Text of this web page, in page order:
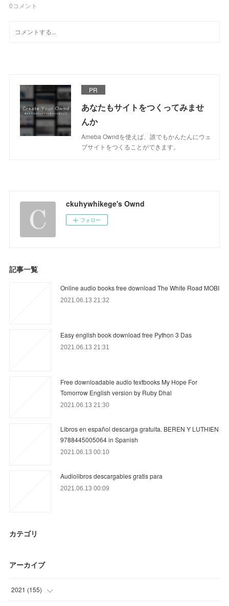
0コメント
PR
あなたもサイトをつくってみませ
んか
Ameba Owndを使えば、誰でもかんたんにウェ
ブサイトをつくることができます。
ckuhywhikege's Ownd
フォロー
記事一覧
Online audio books free download The White Road MOBI
2021.06.13 21:32
Easy english book download free Python 3 Das
2021.06.13 21:31
Free downloadable audio textbooks My Hope For
Tomorrow English version by Ruby Dhal
2021.06.13 21:30
Libros en español descarga gratuita. BEREN Y LUTHIEN
9788445005064 in Spanish
2021.06.13 00:10
Audiolibros descargables gratis para
2021.06.13 00:09
カテゴリ
アーカイブ
2021 (155)